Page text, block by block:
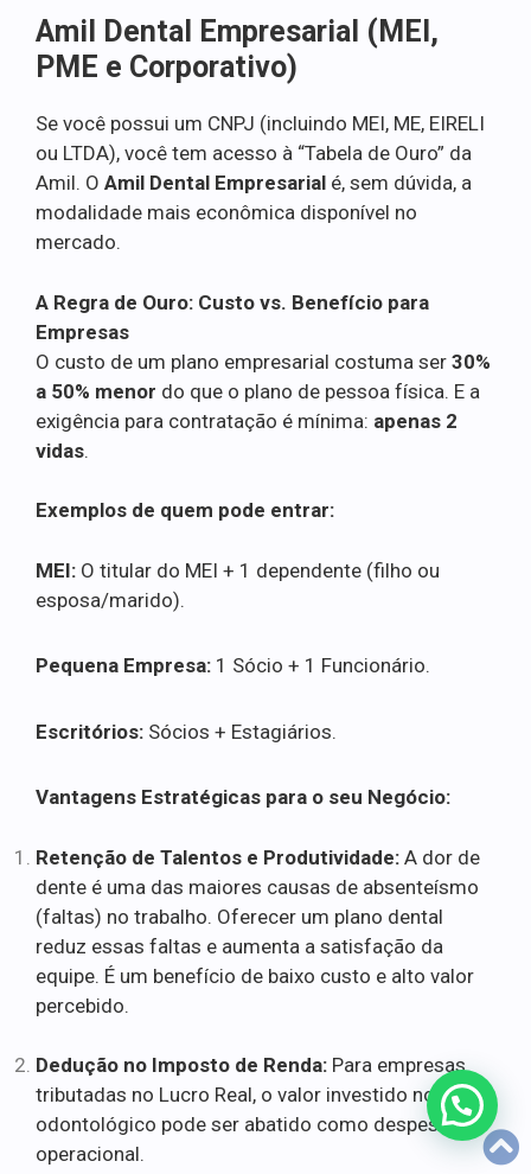
Amil Dental Empresarial (MEI,
PME e Corporativo)
Se você possui um CNPJ (incluindo MEI, ME, EIRELI
ou LTDA), você tem acesso à “Tabela de Ouro” da
Amil. O Amil Dental Empresarial é, sem dúvida, a
modalidade mais econômica disponível no
mercado.
A Regra de Ouro: Custo vs. Benefício para
Empresas
O custo de um plano empresarial costuma ser 30%
a 50% menor do que o plano de pessoa física. E a
exigência para contratação é mínima: apenas 2
vidas.
Exemplos de quem pode entrar:
MEI: O titular do MEI + 1 dependente (filho ou
esposa/marido).
Pequena Empresa: 1 Sócio + 1 Funcionário.
Escritórios: Sócios + Estagiários.
Vantagens Estratégicas para o seu Negócio:
Retenção de Talentos e Produtividade: A dor de
dente é uma das maiores causas de absenteísmo
(faltas) no trabalho. Oferecer um plano dental
reduz essas faltas e aumenta a satisfação da
equipe. É um benefício de baixo custo e alto valor
percebido.
Dedução no Imposto de Renda: Para empresas
tributadas no Lucro Real, o valor investido no plano
odontológico pode ser abatido como despesa
operacional.